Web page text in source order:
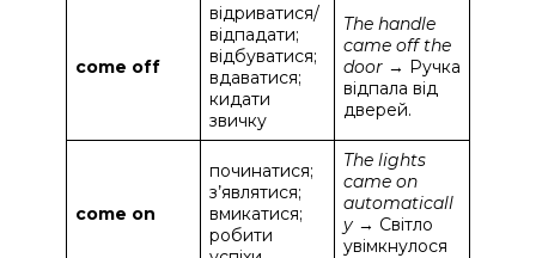
come off
відриватися/
відпадати;
відбуватися;
вдаватися;
кидати
звичку
The handle
came off the
door → Ручка
відпала від
дверей.
come on
починатися;
з’являтися;
вмикатися;
робити
The lights
came on
automaticall
y → Світло
увімкнулося